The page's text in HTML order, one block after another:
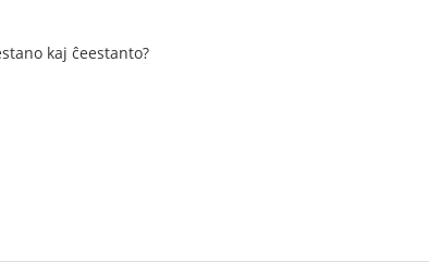
kaj ĉeestanto?